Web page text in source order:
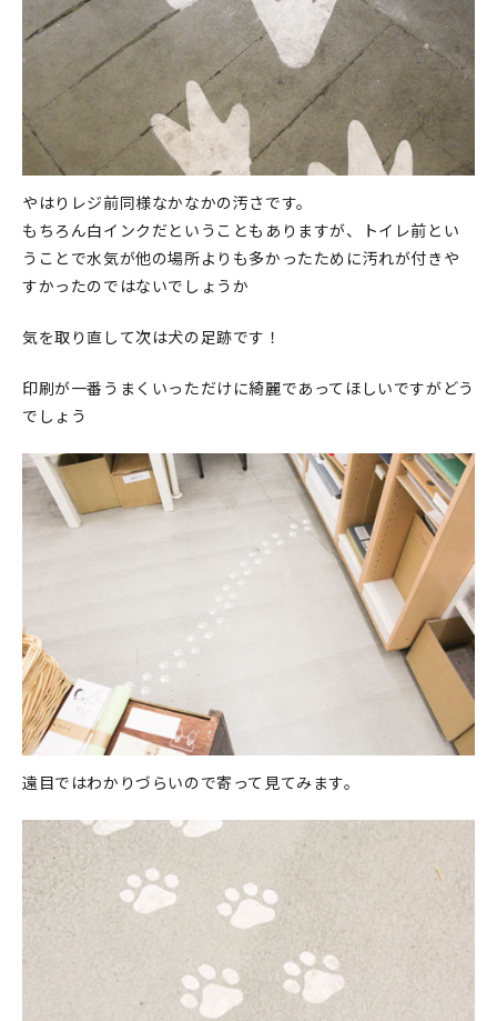
やはりレジ前同様なかなかの汚さです。
もちろん白インクだということもありますが、トイレ前とい
うことで水気が他の場所よりも多かったために汚れが付きや
すかったのではないでしょうか
気を取り直して次は犬の足跡です！
印刷が一番うまくいっただけに綺麗であってほしいですがどう
でしょう
遠目ではわかりづらいので寄って見てみます。